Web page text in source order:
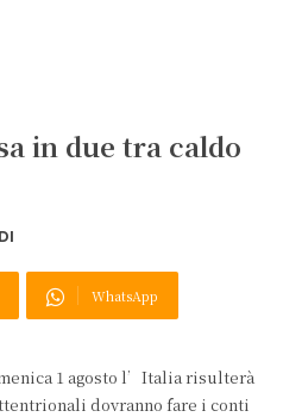
in due tra caldo
WhatsApp
1 agosto l’Italia risulterà
dovranno fare i conti